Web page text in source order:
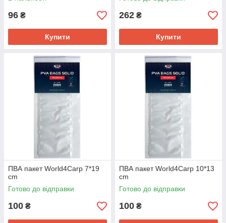
96 ₴
Купити
262 ₴
Купити
ПВА пакет World4Carp 7*19
cm
Готово до відправки
100 ₴
ПВА пакет World4Carp 10*13
cm
Готово до відправки
100 ₴